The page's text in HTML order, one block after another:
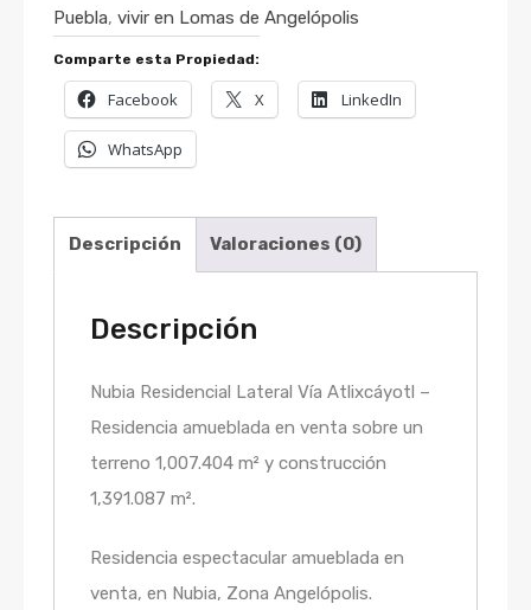
Puebla, vivir en Lomas de Angelópolis
Comparte esta Propiedad:
Facebook X LinkedIn
WhatsApp
Descripción Valoraciones (0)
Descripción
Nubia Residencial Lateral Vía Atlixcáyotl –
Residencia amueblada en venta sobre un
terreno 1,007.404 m² y construcción
1,391.087 m².
Residencia espectacular amueblada en
venta, en Nubia, Zona Angelópolis.